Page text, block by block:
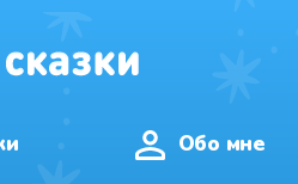
Обо мне